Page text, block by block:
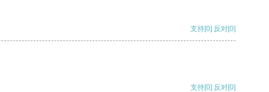
支持[0] 反对[0]
支持[0] 反对[0]